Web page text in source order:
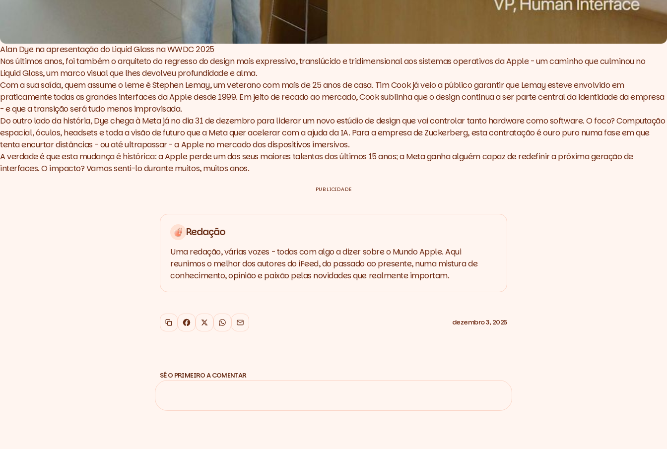
Alan Dye na apresentação do Liquid Glass na WWDC 2025
Nos últimos anos, foi também o arquiteto do regresso do design mais expressivo, translúcido e tridimensional aos sistemas operativos da Apple - um caminho que culminou no
Liquid Glass, um marco visual que lhes devolveu profundidade e alma.
Com a sua saída, quem assume o leme é Stephen Lemay, um veterano com mais de 25 anos de casa. Tim Cook já veio a público garantir que Lemay esteve envolvido em
praticamente todas as grandes interfaces da Apple desde 1999. Em jeito de recado ao mercado, Cook sublinha que o design continua a ser parte central da identidade da empresa
- e que a transição será tudo menos improvisada.
Do outro lado da história, Dye chega à Meta já no dia 31 de dezembro para liderar um novo estúdio de design que vai controlar tanto hardware como software. O foco? Computação
espacial, óculos, headsets e toda a visão de futuro que a Meta quer acelerar com a ajuda da IA. Para a empresa de Zuckerberg, esta contratação é ouro puro numa fase em que
tenta encurtar distâncias - ou até ultrapassar - a Apple no mercado dos dispositivos imersivos.
A verdade é que esta mudança é histórica: a Apple perde um dos seus maiores talentos dos últimos 15 anos; a Meta ganha alguém capaz de redefinir a próxima geração de
interfaces. O impacto? Vamos senti-lo durante muitos, muitos anos.
PUBLICIDADE
Redação
Uma redação, várias vozes - todas com algo a dizer sobre o Mundo Apple. Aqui
reunimos o melhor dos autores do iFeed, do passado ao presente, numa mistura de
conhecimento, opinião e paixão pelas novidades que realmente importam.
Copiar link
Facebook
X WhatsApp
Email dezembro 3, 2025
SÊ O PRIMEIRO A COMENTAR